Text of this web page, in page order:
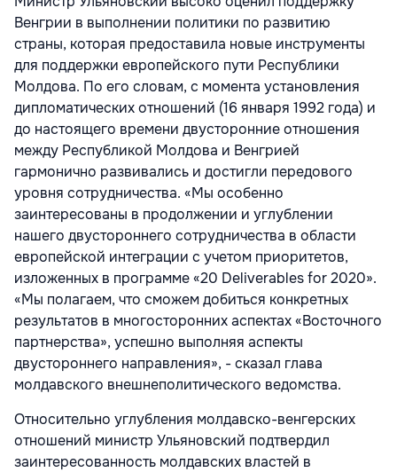
Венгрии в выполнении политики по развитию
страны, которая предоставила новые инструменты
для поддержки европейского пути Республики
Молдова. По его словам, с момента установления
дипломатических отношений (16 января 1992 года) и
до настоящего времени двусторонние отношения
между Республикой Молдова и Венгрией
гармонично развивались и достигли передового
уровня сотрудничества. «Мы особенно
заинтересованы в продолжении и углублении
нашего двустороннего сотрудничества в области
европейской интеграции с учетом приоритетов,
изложенных в программе «20 Deliverables for 2020».
«Мы полагаем, что сможем добиться конкретных
результатов в многосторонних аспектах «Восточного
партнерства», успешно выполняя аспекты
двустороннего направления», - сказал глава
молдавского внешнеполитического ведомства.
Относительно углубления молдавско-венгерских
отношений министр Ульяновский подтвердил
заинтересованность молдавских властей в